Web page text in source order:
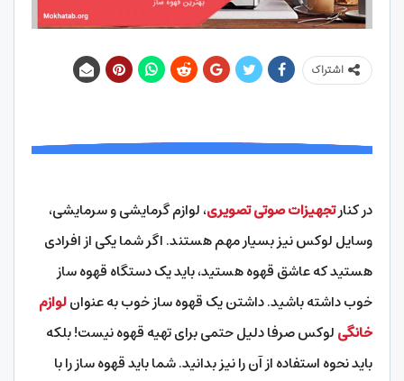
اشتراک
در کنارتجهیزات صوتی تصویری، لوازم گرمایشی و سرمایشی،
وسایل لوکس نیز بسیار مهم هستند. اگر شما یکی از افرادی
هستید که عاشق قهوه هستید، باید یک دستگاه قهوه ساز
خوب داشته باشید. داشتن یک قهوه ساز خوب به عنوانلوازم
خانگیلوکس صرفا دلیل حتمی برای تهیه قهوه نیست! بلکه
باید نحوه استفاده از آن را نیز بدانید. شما باید قهوه ساز را با